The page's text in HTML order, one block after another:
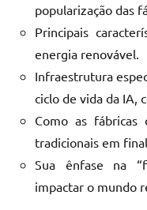
popularização das
Principais
energia renovável.
Infraestrutura
ciclo de vida da IA,
Como as
tradicionais em
Sua ênfase na
impactar o mundo